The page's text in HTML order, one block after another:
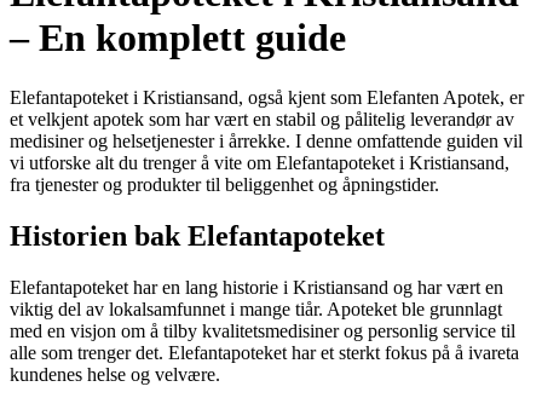
– En komplett guide
Elefantapoteket i Kristiansand, også kjent som Elefanten Apotek, er
et velkjent apotek som har vært en stabil og pålitelig leverandør av
medisiner og helsetjenester i årrekke. I denne omfattende guiden vil
vi utforske alt du trenger å vite om Elefantapoteket i Kristiansand,
fra tjenester og produkter til beliggenhet og åpningstider.
Historien bak Elefantapoteket
Elefantapoteket har en lang historie i Kristiansand og har vært en
viktig del av lokalsamfunnet i mange tiår. Apoteket ble grunnlagt
med en visjon om å tilby kvalitetsmedisiner og personlig service til
alle som trenger det. Elefantapoteket har et sterkt fokus på å ivareta
kundenes helse og velvære.